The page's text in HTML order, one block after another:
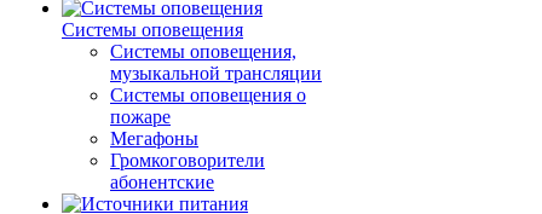
Системы оповещения
Системы оповещения,
музыкальной трансляции
Системы оповещения о
пожаре
Мегафоны
Громкоговорители
абонентские